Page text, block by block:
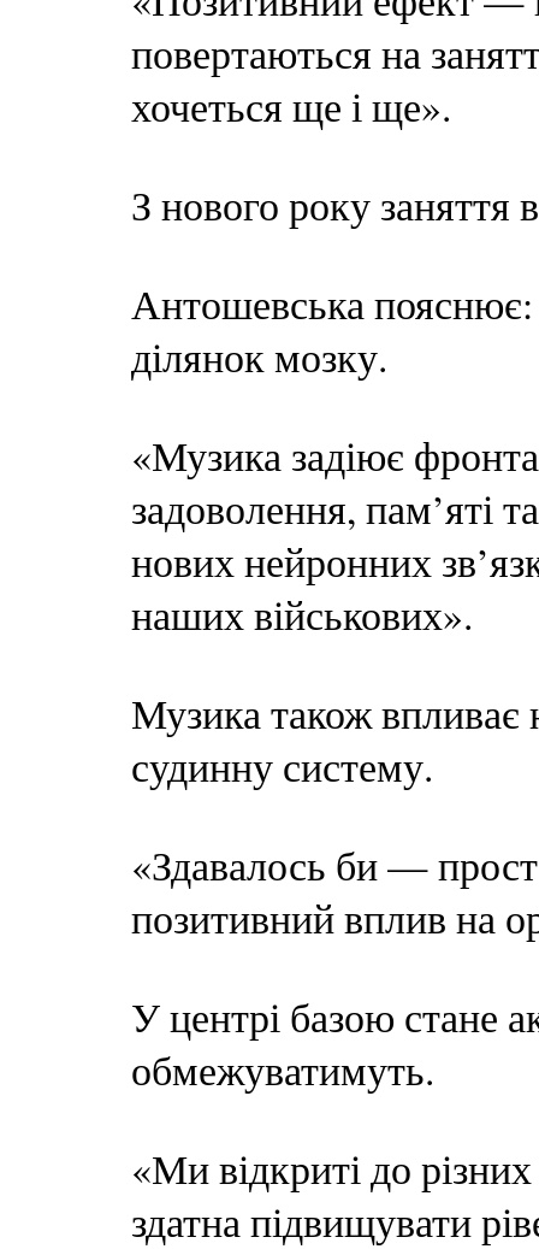
повертаються на
хочеться ще і ще».
З нового року заняття
Антошевська пояснює:
ділянок мозку.
«Музика задіює
задоволення, пам’яті
нових нейронних
наших військових».
Музика також впливає
судинну систему.
«Здавалось би —
позитивний вплив на
У центрі базою стане
обмежуватимуть.
«Ми відкриті до
здатна підвищувати